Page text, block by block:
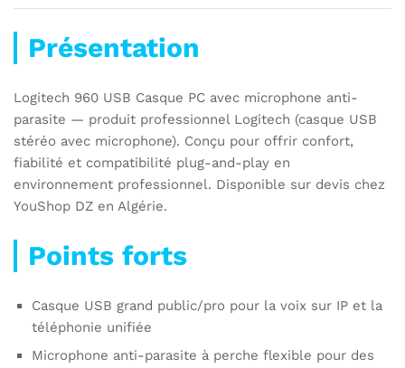
Présentation
Logitech 960 USB Casque PC avec microphone anti-
parasite — produit professionnel Logitech (casque USB
stéréo avec microphone). Conçu pour offrir confort,
fiabilité et compatibilité plug-and-play en
environnement professionnel. Disponible sur devis chez
YouShop DZ en Algérie.
Points forts
Casque USB grand public/pro pour la voix sur IP et la
téléphonie unifiée
Microphone anti-parasite à perche flexible pour des